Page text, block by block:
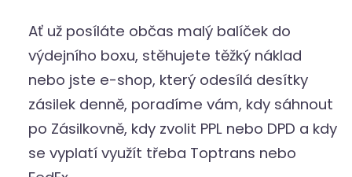
Ať už posíláte občas malý balíček do
výdejního boxu, stěhujete těžký náklad
nebo jste e-shop, který odesílá desítky
zásilek denně, poradíme vám, kdy sáhnout
po Zásilkovně, kdy zvolit PPL nebo DPD a kdy
se vyplatí využít třeba Toptrans nebo